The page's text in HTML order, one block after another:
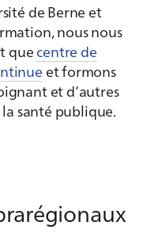
de Berne et
nous nous
que centre de
et formons
et d’autres
la santé publique.